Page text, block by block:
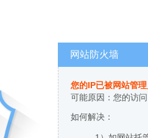
网站防火墙
您的IP已被网站管
可能原因：您的访
如何解决：